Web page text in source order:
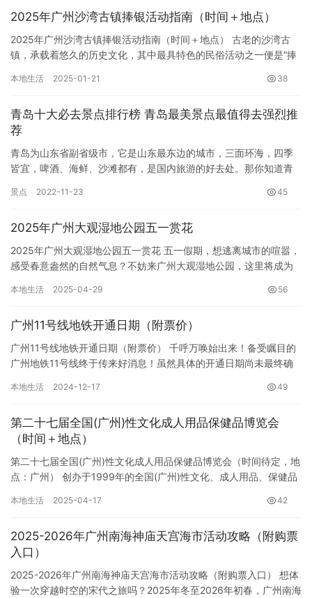
2025年广州沙湾古镇捧银活动指南（时间＋地点）
2025年广州沙湾古镇捧银活动指南（时间＋地点） 古老的沙湾古
镇，承载着悠久的历史文化，其中最具特色的民俗活动之一便是“捧
本地生活 2025-01-21 38
青岛十大必去景点排行榜 青岛最美景点最值得去强烈推
荐
青岛为山东省副省级市，它是山东最东边的城市，三面环海，四季
皆宜，啤酒、海鲜、沙滩都有，是国内旅游的好去处。那你知道青
岛十大…
景点 2022-11-23 45
2025年广州大观湿地公园五一赏花
2025年广州大观湿地公园五一赏花 五一假期，想逃离城市的喧嚣，
感受春意盎然的自然气息？不妨来广州大观湿地公园，这里将成为
本地生活 2025-04-29 56
广州11号线地铁开通日期（附票价）
广州11号线地铁开通日期（附票价） 千呼万唤始出来！备受瞩目的
广州地铁11号线终于传来好消息！虽然具体的开通日期尚未最终确
本地生活 2024-12-17 49
第二十七届全国(广州)性文化成人用品保健品博览会
（时间＋地点）
第二十七届全国(广州)性文化成人用品保健品博览会（时间待定，地
点：广州） 创办于1999年的全国(广州)性文化、成人用品、保健品
本地生活 2025-04-17 42
2025-2026年广州南海神庙天宫海市活动攻略（附购票
入口）
2025-2026年广州南海神庙天宫海市活动攻略（附购票入口） 想体
验一次穿越时空的宋代之旅吗？2025年冬至2026年初春，广州南海